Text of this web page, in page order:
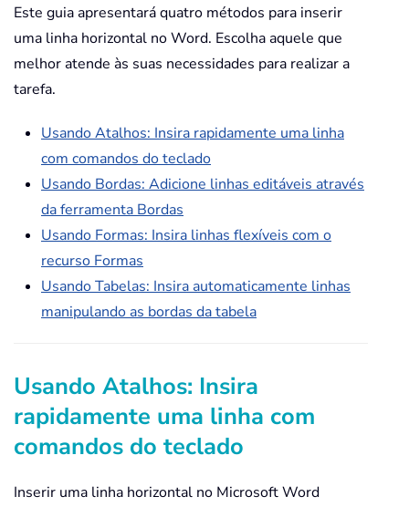
Este guia apresentará quatro métodos para inserir
uma linha horizontal no Word. Escolha aquele que
melhor atende às suas necessidades para realizar a
tarefa.
Usando Atalhos: Insira rapidamente uma linha
com comandos do teclado
Usando Bordas: Adicione linhas editáveis através
da ferramenta Bordas
Usando Formas: Insira linhas flexíveis com o
recurso Formas
Usando Tabelas: Insira automaticamente linhas
manipulando as bordas da tabela
Usando Atalhos: Insira
rapidamente uma linha com
comandos do teclado
Inserir uma linha horizontal no Microsoft Word